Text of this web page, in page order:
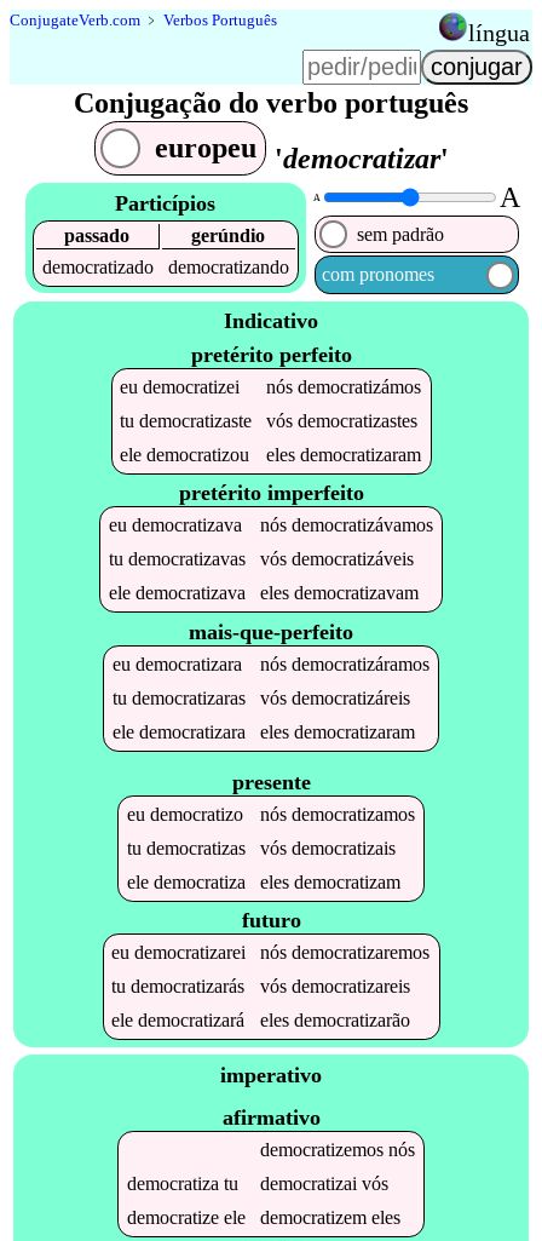
ConjugateVerb.com ﹥ Verbos Português língua
Conjugação do verbo português
europeu
'democratizar'
Particípios
passado
gerúndio
democratizado
democratizando
A A
sem padrão
com pronomes
Indicativo
pretérito perfeito
eudemocratizei nósdemocratizámos
tudemocratizaste vósdemocratizastes
eledemocratizou elesdemocratizaram
pretérito imperfeito
eu democratizava nós democratizávamos
tu democratizavas vós democratizáveis
ele democratizava eles democratizavam
mais-que-perfeito
eu democratizara nós democratizáramos
tu democratizaras vós democratizáreis
ele democratizara eles democratizaram
presente
eu democratizo nós democratizamos
tu democratizas vós democratizais
ele democratiza eles democratizam
futuro
eudemocratizarei nósdemocratizaremos
tudemocratizarás vósdemocratizareis
eledemocratizará elesdemocratizarão
imperativo
afirmativo
democratizemosnós
democratiza tu democratizai vós
democratizeele democratizemeles